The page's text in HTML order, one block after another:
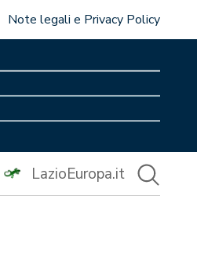
Note legali e Privacy Policy
LazioEuropa.it